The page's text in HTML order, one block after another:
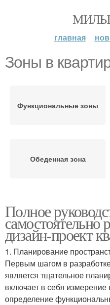
главная
Зоны в
Функциональные зоны
Обеденная зона
Зона для отдыха
Полное
самостоятельно
дизайн-проект
1. Планирование
Первым шагом в
является тщательное
включает в себя измерение
определение